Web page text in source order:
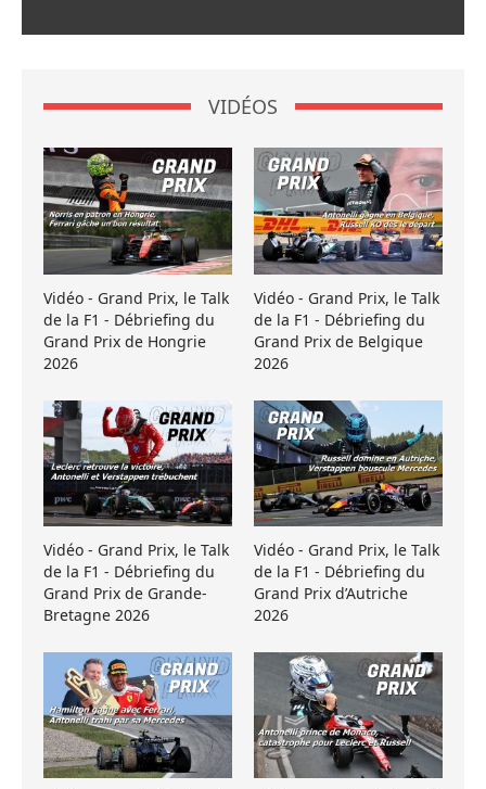
VIDÉOS
Vidéo - Grand Prix, le Talk
de la F1 - Débriefing du
Grand Prix de Hongrie
2026
Vidéo - Grand Prix, le Talk
de la F1 - Débriefing du
Grand Prix de Belgique
2026
Vidéo - Grand Prix, le Talk
de la F1 - Débriefing du
Grand Prix de Grande-
Bretagne 2026
Vidéo - Grand Prix, le Talk
de la F1 - Débriefing du
Grand Prix d’Autriche
2026